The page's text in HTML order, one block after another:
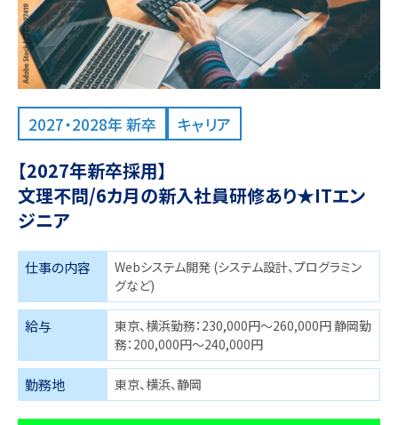
2027・2028年 新卒 キャリア
【2027年新卒採用】
文理不問/6カ月の新入社員研修あり★ITエン
ジニア
仕事の内容
Webシステム開発 (システム設計、プログラミン
グなど)
給与
東京、横浜勤務：230,000円～260,000円 静岡勤
務：200,000円～240,000円
勤務地 東京、横浜、静岡